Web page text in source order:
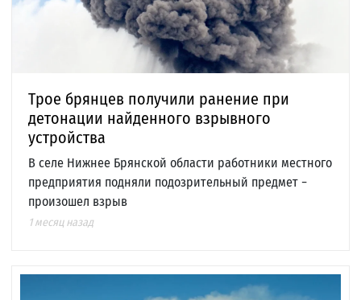
Трое брянцев получили ранение при
детонации найденного взрывного
устройства
В селе Нижнее Брянской области работники местного
предприятия подняли подозрительный предмет −
произошел взрыв
1 месяц назад